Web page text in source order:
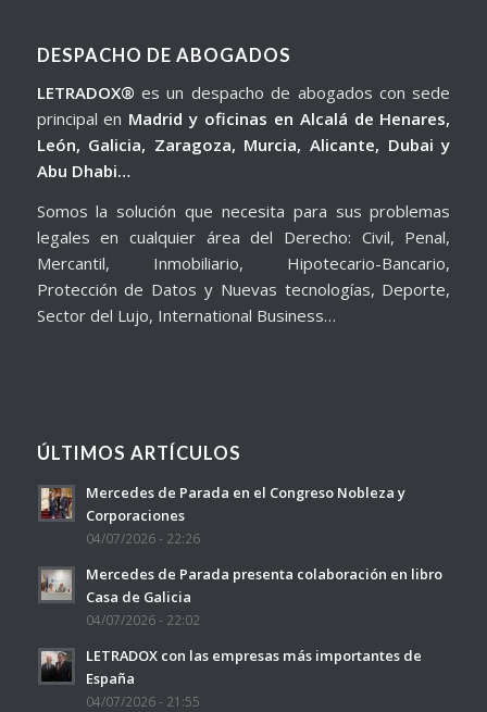
DESPACHO DE ABOGADOS
LETRADOX® es un despacho de abogados con sede
principal en Madrid y oficinas en Alcalá de Henares,
León, Galicia, Zaragoza, Murcia, Alicante, Dubai y
Abu Dhabi…
Somos la solución que necesita para sus problemas
legales en cualquier área del Derecho: Civil, Penal,
Mercantil, Inmobiliario, Hipotecario-Bancario,
Protección de Datos y Nuevas tecnologías, Deporte,
Sector del Lujo, International Business…
ÚLTIMOS ARTÍCULOS
Mercedes de Parada en el Congreso Nobleza y
Corporaciones
04/07/2026 - 22:26
Mercedes de Parada presenta colaboración en libro
Casa de Galicia
04/07/2026 - 22:02
LETRADOX con las empresas más importantes de
España
04/07/2026 - 21:55